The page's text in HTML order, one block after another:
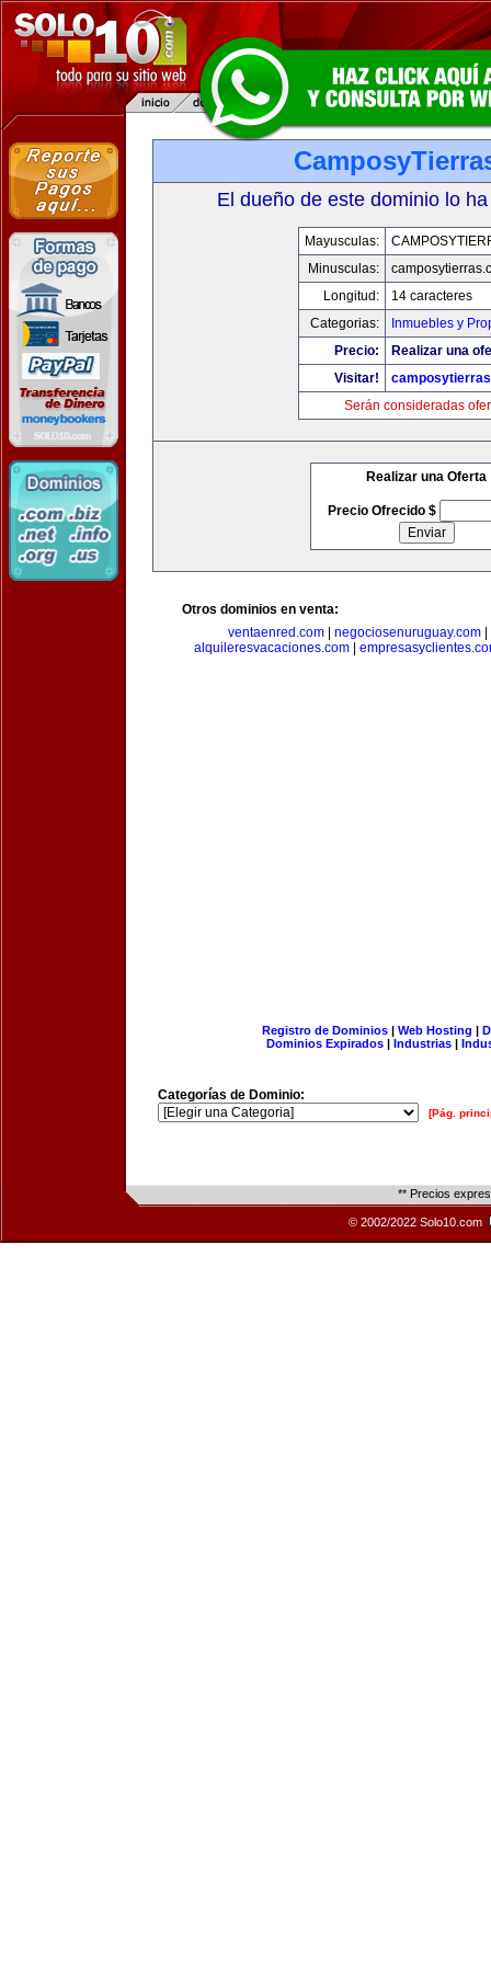
El dueño de este dominio lo
Mayusculas:
Minusculas:
Longitud:
14 caracteres
Categorias:
Inmuebles y
Precio:
Realizar una
Visitar!
Serán consideradas
Realizar una Oferta
Precio Ofrecido $
Otros dominios en venta:
ventaenred.com
negociosenuruguay.com
alquileresvacaciones.com|
Registro de Dominios| Web Hosting |
Dominios Expirados | Industrias |
Categorías de Dominio:
[Pág.
** Precios
© 2002/2022 Solo10.com